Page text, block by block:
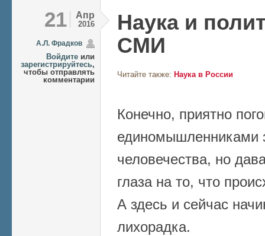
21 Апр
2016
А.Л. Фрадков
Войдите или
зарегистрируйтесь,
чтобы отправлять
комментарии
Наука и
СМИ
Читайте также: Наука в России
Конечно, приятно
единомышленниками
человечества, но
глаза на то, что
А здесь и сейчас
лихорадка.